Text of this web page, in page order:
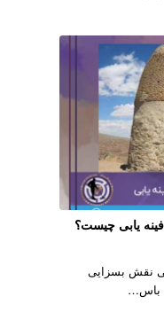
یابی چیست؟
نقش بسزایی
باس…